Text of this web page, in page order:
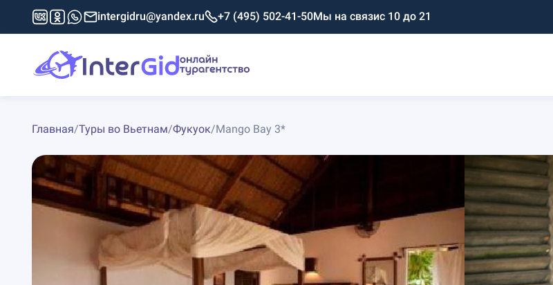
intergidru@yandex.ru +7 (495) 502-41-50Мы на связис 10 до 21
Главная/Туры во Вьетнам/Фукуок/Mango Bay 3*